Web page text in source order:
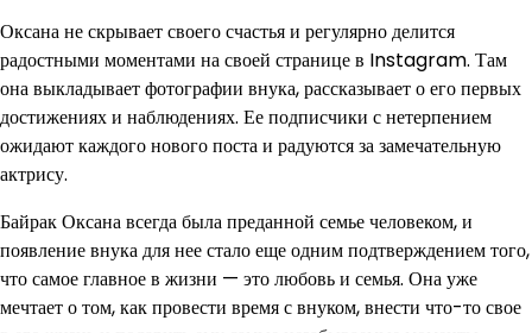
Оксана не скрывает своего счастья и регулярно делится
радостными моментами на своей странице в Instagram. Там
она выкладывает фотографии внука, рассказывает о его первых
достижениях и наблюдениях. Ее подписчики с нетерпением
ожидают каждого нового поста и радуются за замечательную
актрису.
Байрак Оксана всегда была преданной семье человеком, и
появление внука для нее стало еще одним подтверждением того,
что самое главное в жизни — это любовь и семья. Она уже
мечтает о том, как провести время с внуком, внести что-то свое